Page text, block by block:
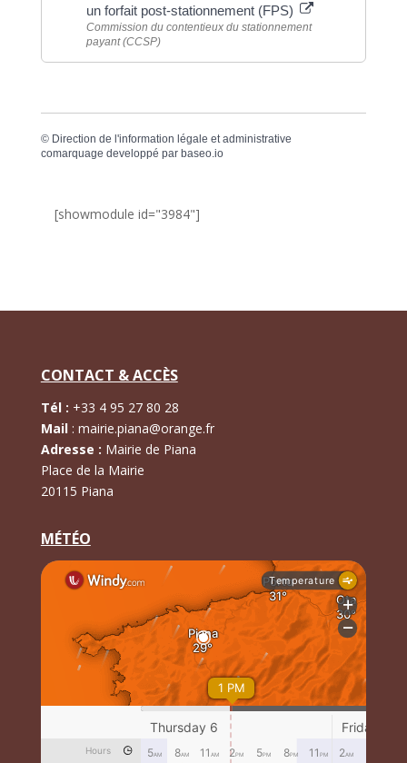
un forfait post-stationnement (FPS)
Commission du contentieux du stationnement
payant (CCSP)
© Direction de l'information légale et administrative
comarquage developpé par baseo.io
[showmodule id="3984"]
CONTACT & ACCÈS
Tél : +33 4 95 27 80 28
Mail: mairie.piana@orange.fr
Adresse : Mairie de Piana
Place de la Mairie
20115 Piana
MÉTÉO